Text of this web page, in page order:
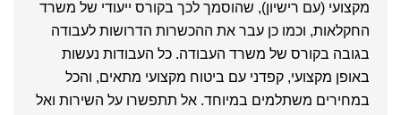
מקצועי (עם רישיון), שהוסמך לכך בקורס ייעודי של משרד
החקלאות, וכמו כן עבר את ההכשרות הדרושות לעבודה
בגובה בקורס של משרד העבודה. כל העבודות נעשות
באופן מקצועי, קפדני עם ביטוח מקצועי מתאים, והכל
במחירים משתלמים במיוחד. אל תתפשרו על השירות ואל